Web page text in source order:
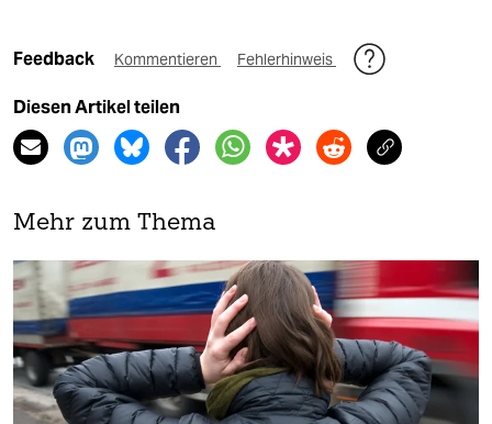
Feedback Kommentieren Fehlerhinweis
Diesen Artikel teilen
Mehr zum Thema